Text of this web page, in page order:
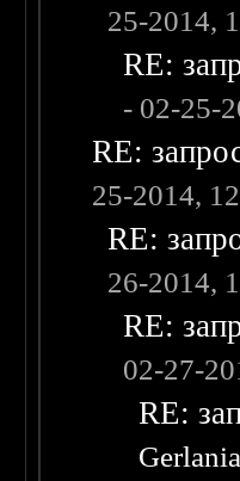
25-2014,
RE:
- 02-25-
RE:
25-2014,
RE:
26-2014,
RE:
02-27-
RE:
Gerlania